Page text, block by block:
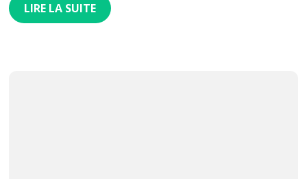
LIRE LA SUITE